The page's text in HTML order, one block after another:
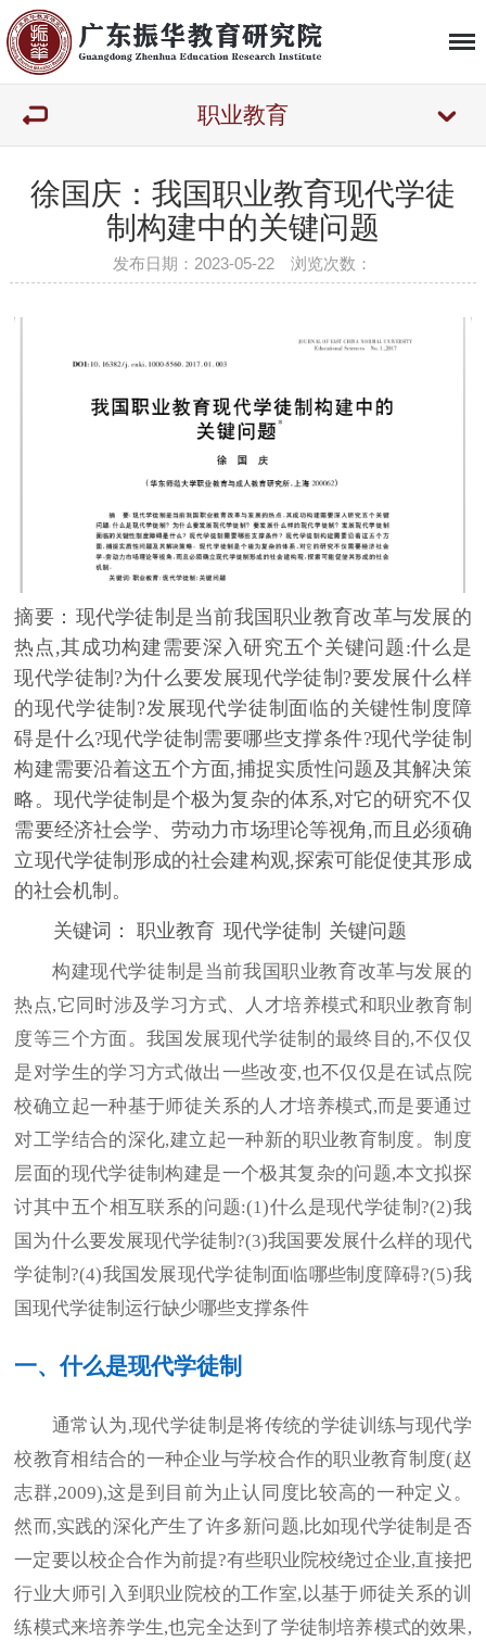
职业教育
徐国庆：我国职业教育现代学徒
制构建中的关键问题
发布日期：2023-05-22 浏览次数：
摘要： 现代学徒制是当前我国职业教育改革与发展的
热点,其成功构建需要深入研究五个关键问题:什么是
现代学徒制?为什么要发展现代学徒制?要发展什么样
的现代学徒制?发展现代学徒制面临的关键性制度障
碍是什么?现代学徒制需要哪些支撑条件?现代学徒制
构建需要沿着这五个方面,捕捉实质性问题及其解决策
略。现代学徒制是个极为复杂的体系,对它的研究不仅
需要经济社会学、劳动力市场理论等视角,而且必须确
立现代学徒制形成的社会建构观,探索可能促使其形成
的社会机制。
关键词：
职业教育 现代学徒制 关键问题
构建现代学徒制是当前我国职业教育改革与发展的
热点,它同时涉及学习方式、人才培养模式和职业教育制
度等三个方面。我国发展现代学徒制的最终目的,不仅仅
是对学生的学习方式做出一些改变,也不仅仅是在试点院
校确立起一种基于师徒关系的人才培养模式,而是要通过
对工学结合的深化,建立起一种新的职业教育制度。制度
层面的现代学徒制构建是一个极其复杂的问题,本文拟探
讨其中五个相互联系的问题:(1)什么是现代学徒制?(2)我
国为什么要发展现代学徒制?(3)我国要发展什么样的现代
学徒制?(4)我国发展现代学徒制面临哪些制度障碍?(5)我
国现代学徒制运行缺少哪些支撑条件
一、什么是现代学徒制
通常认为,现代学徒制是将传统的学徒训练与现代学
校教育相结合的一种企业与学校合作的职业教育制度(赵
志群,2009),这是到目前为止认同度比较高的一种定义。
然而,实践的深化产生了许多新问题,比如现代学徒制是否
一定要以校企合作为前提?有些职业院校绕过企业,直接把
行业大师引入到职业院校的工作室,以基于师徒关系的训
练模式来培养学生,也完全达到了学徒制培养模式的效果,